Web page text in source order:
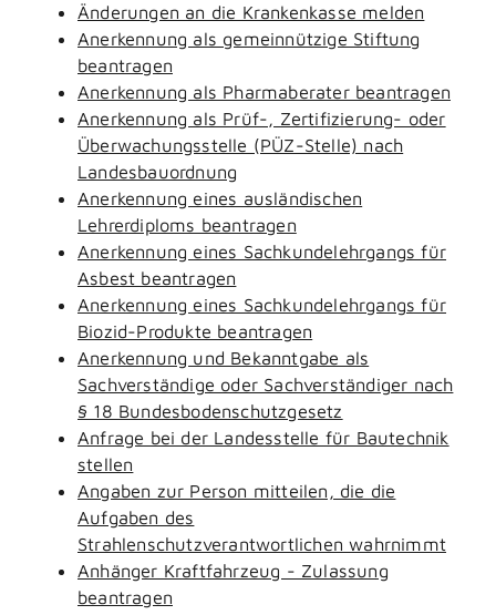
Änderungen an die Krankenkasse melden
Anerkennung als gemeinnützige Stiftung
beantragen
Anerkennung als Pharmaberater beantragen
Anerkennung als Prüf-, Zertifizierung- oder
Überwachungsstelle (PÜZ-Stelle) nach
Landesbauordnung
Anerkennung eines ausländischen
Lehrerdiploms beantragen
Anerkennung eines Sachkundelehrgangs für
Asbest beantragen
Anerkennung eines Sachkundelehrgangs für
Biozid-Produkte beantragen
Anerkennung und Bekanntgabe als
Sachverständige oder Sachverständiger nach
§ 18 Bundesbodenschutzgesetz
Anfrage bei der Landesstelle für Bautechnik
stellen
Angaben zur Person mitteilen, die die
Aufgaben des
Strahlenschutzverantwortlichen wahrnimmt
Anhänger Kraftfahrzeug - Zulassung
beantragen